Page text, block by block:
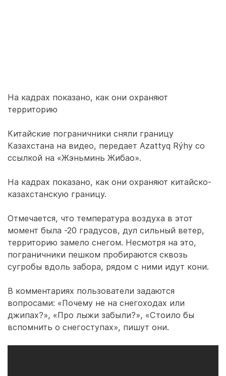
На кадрах показано, как они охраняют
территорию
Китайские пограничники сняли границу
Казахстана на видео, передает Azattyq Rýhy со
ссылкой на «Жэньминь Жибао».
На кадрах показано, как они охраняют китайско-
казахстанскую границу.
Отмечается, что температура воздуха в этот
момент была -20 градусов, дул сильный ветер,
территорию замело снегом. Несмотря на это,
пограничники пешком пробираются сквозь
сугробы вдоль забора, рядом с ними идут кони.
В комментариях пользователи задаются
вопросами: «Почему не на снегоходах или
джипах?», «Про лыжи забыли?», «Стоило бы
вспомнить о снегоступах», пишут они.